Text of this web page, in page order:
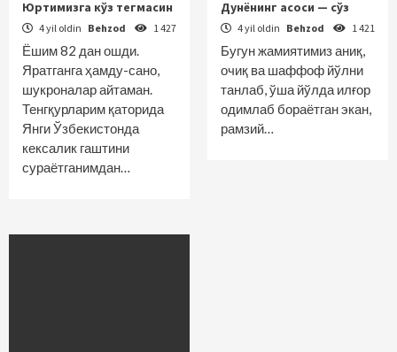
Юртимизга кўз тегмасин
4 yil oldin Behzod 1 427
Ёшим 82 дан ошди.
Яратганга ҳамду-сано,
шукроналар айтаман.
Тенгқурларим қаторида
Янги Ўзбекистонда
кексалик гаштини
сураётганимдан…
Дунёнинг асоси — сўз
4 yil oldin Behzod 1 421
Бугун жамиятимиз аниқ,
очиқ ва шаффоф йўлни
танлаб, ўша йўлда илғор
одимлаб бораётган экан,
рамзий…